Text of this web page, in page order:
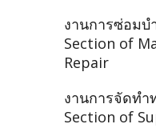
งานการซ่อมบ
Section of
Repair
งานการจัดทำ
Section of